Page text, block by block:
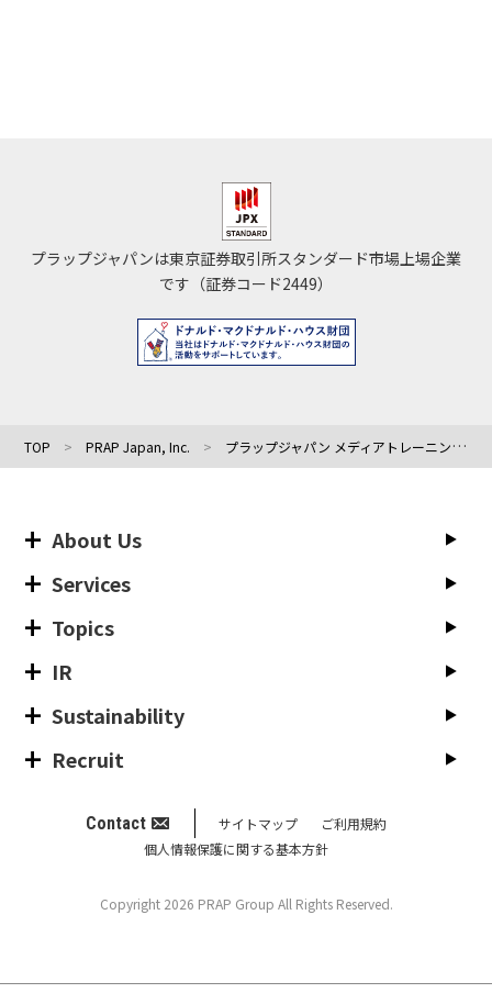
プラップジャパンは東京証券取引所スタンダード市場上場企業
です（証券コード2449）
TOP PRAP Japan, Inc. プラップジャパン メディアトレーニング部 部長 兼 危機管理広報主席コンサルタントの井口明彦が静岡県で講演しました
About Us
Services
Topics
IR
Sustainability
Recruit
Contact サイトマップ
ご利用規約
個人情報保護に関する基本方針
Copyright 2026 PRAP Group All Rights Reserved.